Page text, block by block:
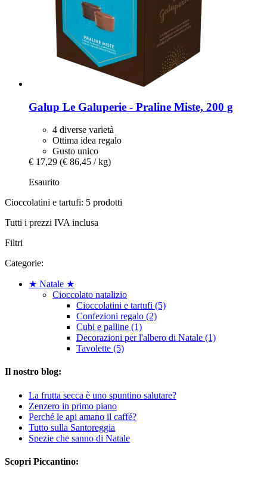
Galup Le Galuperie -​ Praline Miste, 200 g
4 diverse varietà
Ottima idea regalo
Gusto unico
€ 17,29 (€ 86,45 / kg)
Esaurito
Cioccolatini e tartufi: 5 prodotti
Tutti i prezzi IVA inclusa
Filtri
Categorie:
★ Natale ★
Cioccolato natalizio
Cioccolatini e tartufi (5)
Confezioni regalo (2)
Cubi e palline (1)
Decorazioni per l'albero di Natale (1)
Tavolette (5)
Il nostro blog:
La frutta secca è uno spuntino salutare?
Zenzero in primo piano
Perché le api amano il caffé?
Tutto sulla Santoreggia
Spezie che sanno di Natale
Scopri Piccantino: